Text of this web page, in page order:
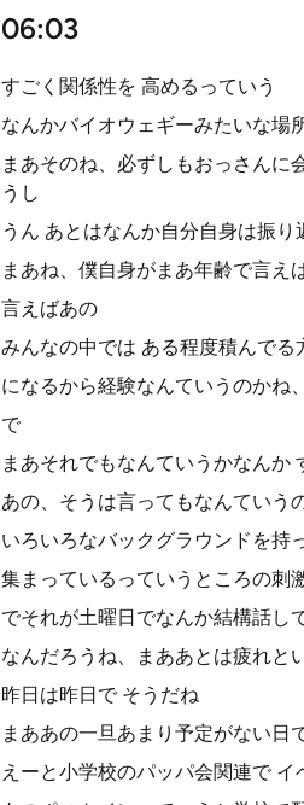
06:03
すごく関係性を 高めるっていう
なんかバイオウェギーみたいな場
まあそのね、必ずしもおっさんに
うし
うん あとはなんか自分自身は振り
まあね、僕自身がまあ年齢で言え
言えばあの
みんなの中では ある程度積んでる
になるから経験なんていうのかね
で
まあそれでもなんていうかなんか
あの、そうは言ってもなんていう
いろいろなバックグラウンドを持
集まっているっていうところの刺
でそれが土曜日でなんか結構話し
なんだろうね、まああとは疲れと
昨日は昨日で そうだね
まああの一旦あまり予定がない日
えーと小学校のパッパ会関連で